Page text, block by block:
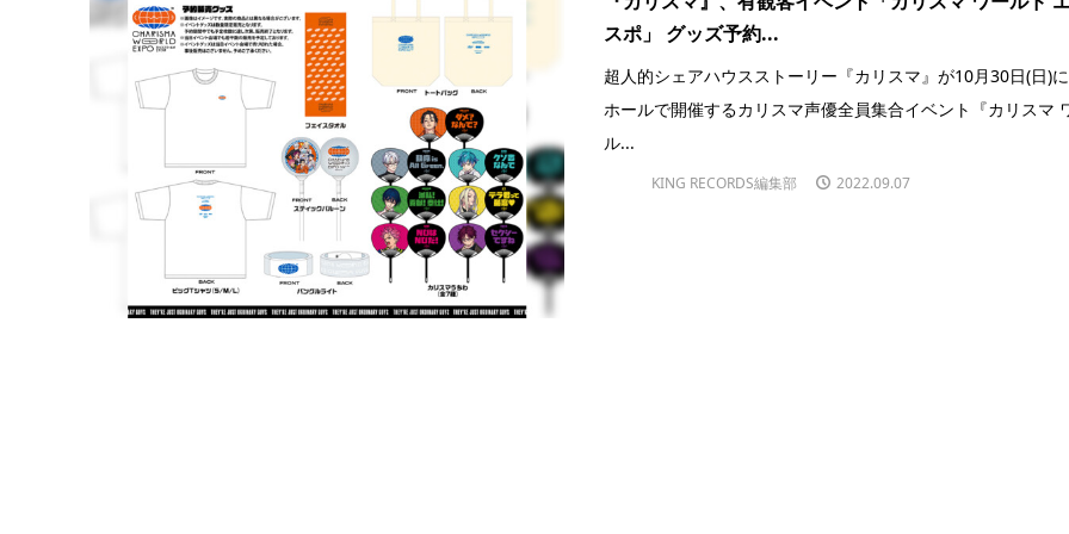
スポ」 グッズ予約...
超人的シェアハウスストーリー『カリスマ』が10月30日(日)
ホールで開催するカリスマ声優全員集合イベント『カリスマ
ル...
KING RECORDS編集部 2022.09.07